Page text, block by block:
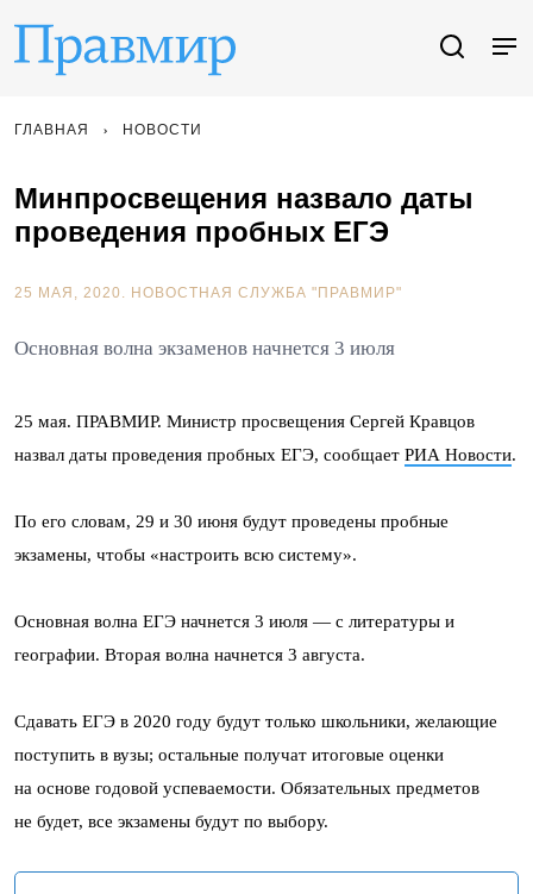
ГЛАВНАЯ НОВОСТИ
Минпросвещения назвало даты
проведения пробных ЕГЭ
25 МАЯ, 2020. НОВОСТНАЯ СЛУЖБА "ПРАВМИР"
Основная волна экзаменов начнется 3 июля
25 мая. ПРАВМИР. Министр просвещения Сергей Кравцов
назвал даты проведения пробных ЕГЭ, сообщает РИА Новости.
По его словам, 29 и 30 июня будут проведены пробные
экзамены, чтобы «настроить всю систему».
Основная волна ЕГЭ начнется 3 июля — с литературы и
географии. Вторая волна начнется 3 августа.
Сдавать ЕГЭ в 2020 году будут только школьники, желающие
поступить в вузы; остальные получат итоговые оценки
на основе годовой успеваемости. Обязательных предметов
не будет, все экзамены будут по выбору.